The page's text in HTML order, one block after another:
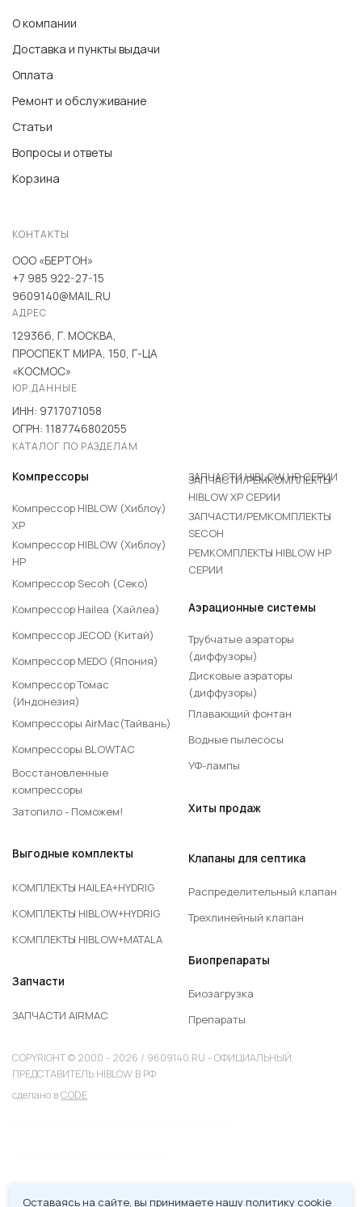
О компании
Доставка и пункты выдачи
Оплата
Ремонт и обслуживание
Статьи
Вопросы и ответы
Корзина
КОНТАКТЫ
ООО «БЕРТОН»
+7 985 922-27-15
9609140@MAIL.RU
АДРЕС
129366, Г. МОСКВА,
ПРОСПЕКТ МИРА, 150, Г-ЦА
«КОСМОС»
ЮР.ДАННЫЕ
ИНН: 9717071058
ОГРН: 1187746802055
КАТАЛОГ ПО РАЗДЕЛАМ
Компрессоры
Компрессор HIBLOW (Хиблоу)
XP
Компрессор HIBLOW (Хиблоу)
HP
Компрессор Secoh (Секо)
Компрессор Hailea (Хайлеа)
Компрессор JECOD (Китай)
Компрессор MEDO (Япония)
Компрессор Томас
(Индонезия)
Компрессоры AirMac(Тайвань)
Компрессоры BLOWTAC
Восстановленные
компрессоры
Затопило - Поможем!
Выгодные комплекты
КОМПЛЕКТЫ HAILEA+HYDRIG
КОМПЛЕКТЫ HIBLOW+HYDRIG
КОМПЛЕКТЫ HIBLOW+MATALA
Запчасти
ЗАПЧАСТИ AIRMAC
ЗАПЧАСТИ HIBLOW HP СЕРИИ
ЗАПЧАСТИ/РЕМКОМПЛЕКТЫ
HIBLOW XP СЕРИИ
ЗАПЧАСТИ/РЕМКОМПЛЕКТЫ
SECOH
РЕМКОМПЛЕКТЫ HIBLOW HP
СЕРИИ
Аэрационные системы
Трубчатые аэраторы
(диффузоры)
Дисковые аэраторы
(диффузоры)
Плавающий фонтан
Водные пылесосы
УФ-лампы
Хиты продаж
Клапаны для септика
Распределительный клапан
Трехлинейный клапан
Биопрепараты
Биозагрузка
Препараты
COPYRIGHT © 2000 - 2026 / 9609140.RU - ОФИЦИАЛЬНЫЙ
ПРЕДСТАВИТЕЛЬ HIBLOW В РФ
сделано вCODE
Оставаясь на сайте, вы принимаете нашу политику cookie